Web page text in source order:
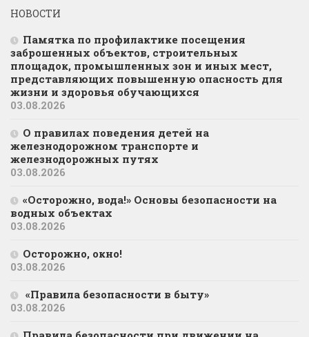
НОВОСТИ
Памятка по профилактике посещения
заброшенных объектов, строительных
площадок, промышленных зон и иных мест,
представляющих повышенную опасность для
жизни и здоровья обучающихся
03.08.2026
О правилах поведения детей на
железнодорожном транспорте и
железнодорожных путях
03.08.2026
«Осторожно, вода!» Основы безопасности на
водных объектах
03.08.2026
Осторожно, окно!
03.08.2026
«Правила безопасности в быту»
03.08.2026